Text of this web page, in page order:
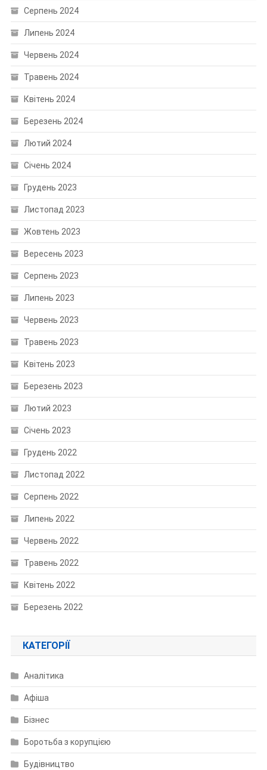
Серпень 2024
Липень 2024
Червень 2024
Травень 2024
Квітень 2024
Березень 2024
Лютий 2024
Січень 2024
Грудень 2023
Листопад 2023
Жовтень 2023
Вересень 2023
Серпень 2023
Липень 2023
Червень 2023
Травень 2023
Квітень 2023
Березень 2023
Лютий 2023
Січень 2023
Грудень 2022
Листопад 2022
Серпень 2022
Липень 2022
Червень 2022
Травень 2022
Квітень 2022
Березень 2022
КАТЕГОРІЇ
Аналітика
Афіша
Бізнес
Боротьба з корупцією
Будівництво